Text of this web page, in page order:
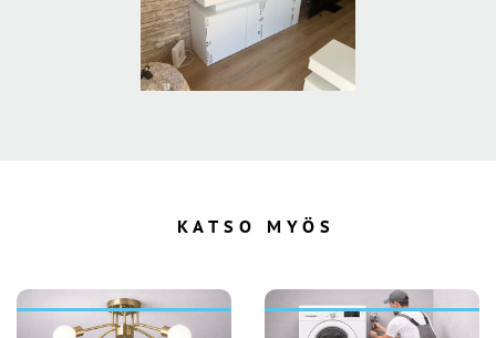
KATSO MYÖS